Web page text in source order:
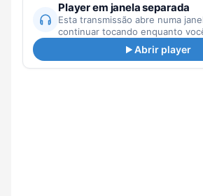
Player em janela separada
Esta transmissão abre numa
continuar tocando enquanto
Abrir player